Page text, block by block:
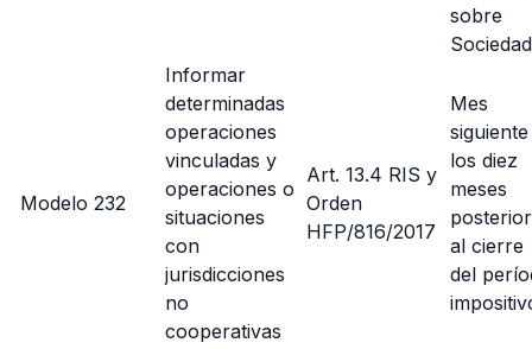
sobre
Modelo 232
Informar
determinadas
operaciones
vinculadas y
operaciones o
situaciones
con
jurisdicciones
no
cooperativas
Art. 13.4 RIS y
Orden
HFP/816/2017
Mes
los diez
meses
al cierre
del